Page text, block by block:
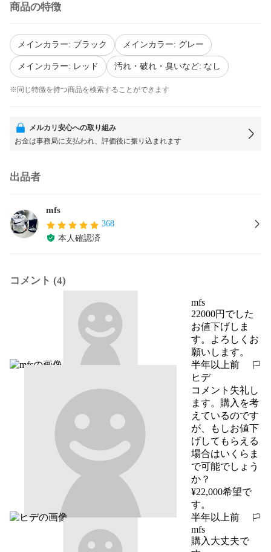
商品の特徴
メインカラー: ブラック メインカラー: グレー
メインカラー: レッド 汚れ・破れ・臭いなど: なし
※同じ特徴を持つ商品を検索することができます
メルカリ安心への取り組み
お金は事務局に支払われ、評価後に振り込まれます
出品者
mfs
368
本人確認済
コメント (4)
mfs
22000円でした
お値下げしま
す。よろしくお
願いします。
半年以上前
報告する
ヒデ
コメント失礼し
ます。購入を考
えているのです
が、もしお値下
げしてもらえる
場合はいくらま
で可能でしょう
か？
¥22,000希望で
す。
半年以上前
報告する
mfs
購入大丈夫で